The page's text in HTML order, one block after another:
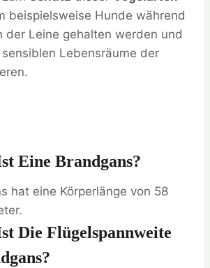
beispielsweise Hunde während
der Leine gehalten werden und
Lebensräume der
Eine Brandgans?
hat eine Körperlänge von 58
Die Flügelspannweite